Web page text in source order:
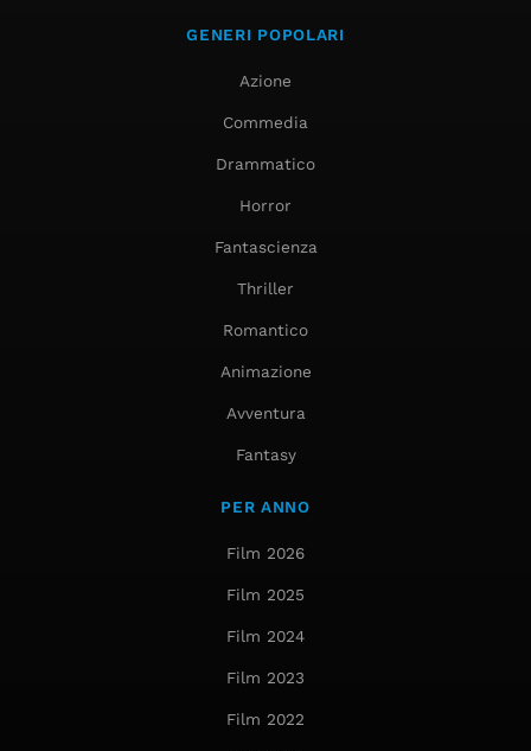
GENERI POPOLARI
Azione
Commedia
Drammatico
Horror
Fantascienza
Thriller
Romantico
Animazione
Avventura
Fantasy
PER ANNO
Film 2026
Film 2025
Film 2024
Film 2023
Film 2022